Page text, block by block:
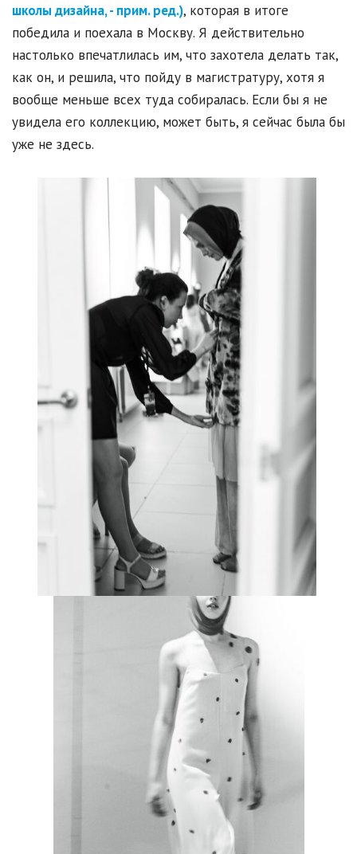
школы дизайна, - прим. ред.), которая в итоге
победила и поехала в Москву. Я действительно
настолько впечатлилась им, что захотела делать так,
как он, и решила, что пойду в магистратуру, хотя я
вообще меньше всех туда собиралась. Если бы я не
увидела его коллекцию, может быть, я сейчас была бы
уже не здесь.